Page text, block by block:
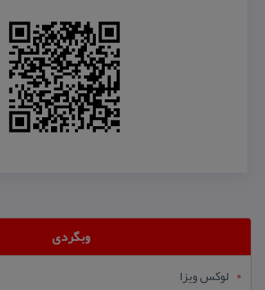
وبگردی
لوکس ویزا